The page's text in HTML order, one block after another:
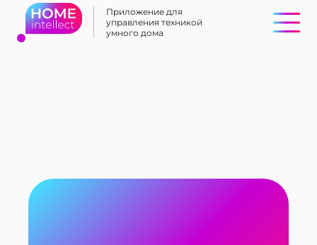
Приложение для
управления техникой
умного дома